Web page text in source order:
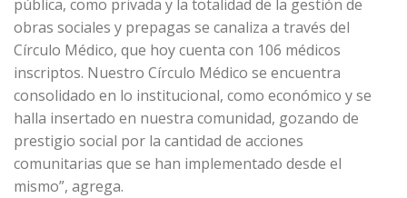
pública, como privada y la totalidad de la gestión de
obras sociales y prepagas se canaliza a través del
Círculo Médico, que hoy cuenta con 106 médicos
inscriptos. Nuestro Círculo Médico se encuentra
consolidado en lo institucional, como económico y se
halla insertado en nuestra comunidad, gozando de
prestigio social por la cantidad de acciones
comunitarias que se han implementado desde el
mismo”, agrega.